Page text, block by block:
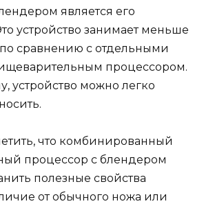
является его
устройство занимает меньше
по сравнению с отдельными
процессором.
устройство можно легко
что комбинированный
процессор с блендером
полезные свойства
от обычного ножа или